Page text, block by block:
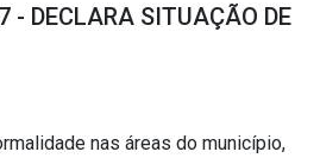
- DECLARA SITUAÇÃO DE
nas áreas do município,